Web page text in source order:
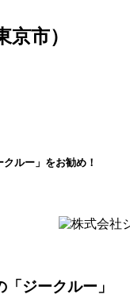
市）
ルー」をお勧め！
ジークルー」